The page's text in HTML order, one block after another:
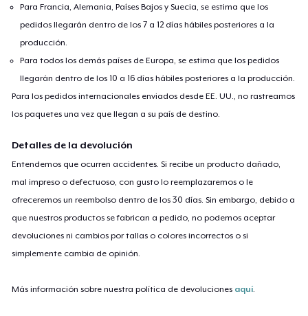
Para Francia, Alemania, Países Bajos y Suecia, se estima que los
pedidos llegarán dentro de los 7 a 12 días hábiles posteriores a la
producción.
Para todos los demás países de Europa, se estima que los pedidos
llegarán dentro de los 10 a 16 días hábiles posteriores a la producción.
Para los pedidos internacionales enviados desde EE. UU., no rastreamos
los paquetes una vez que llegan a su país de destino.
Detalles de la devolución
Entendemos que ocurren accidentes. Si recibe un producto dañado,
mal impreso o defectuoso, con gusto lo reemplazaremos o le
ofreceremos un reembolso dentro de los 30 días. Sin embargo, debido a
que nuestros productos se fabrican a pedido, no podemos aceptar
devoluciones ni cambios por tallas o colores incorrectos o si
simplemente cambia de opinión.
Más información sobre nuestra política de devoluciones aquí.